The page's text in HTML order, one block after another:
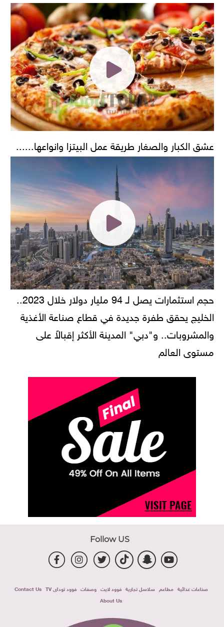
عشق الكبار والصغار طريقة عمل البيتزا وانواعها......
حجم استثمارات يصل لـ 94 مليار دولار خلال 2023..
الخليج يحقق طفرة جديدة في قطاع صناعة الأغذية
والمشروبات.. و"دبي" المدينة الأكثر إقبالاً على
مستوى العالم
Follow US
صناعات غذائية مطاعم سلاسل تجارية فوود لايت وصفات فوود توداى TV
Contact Us
About Us